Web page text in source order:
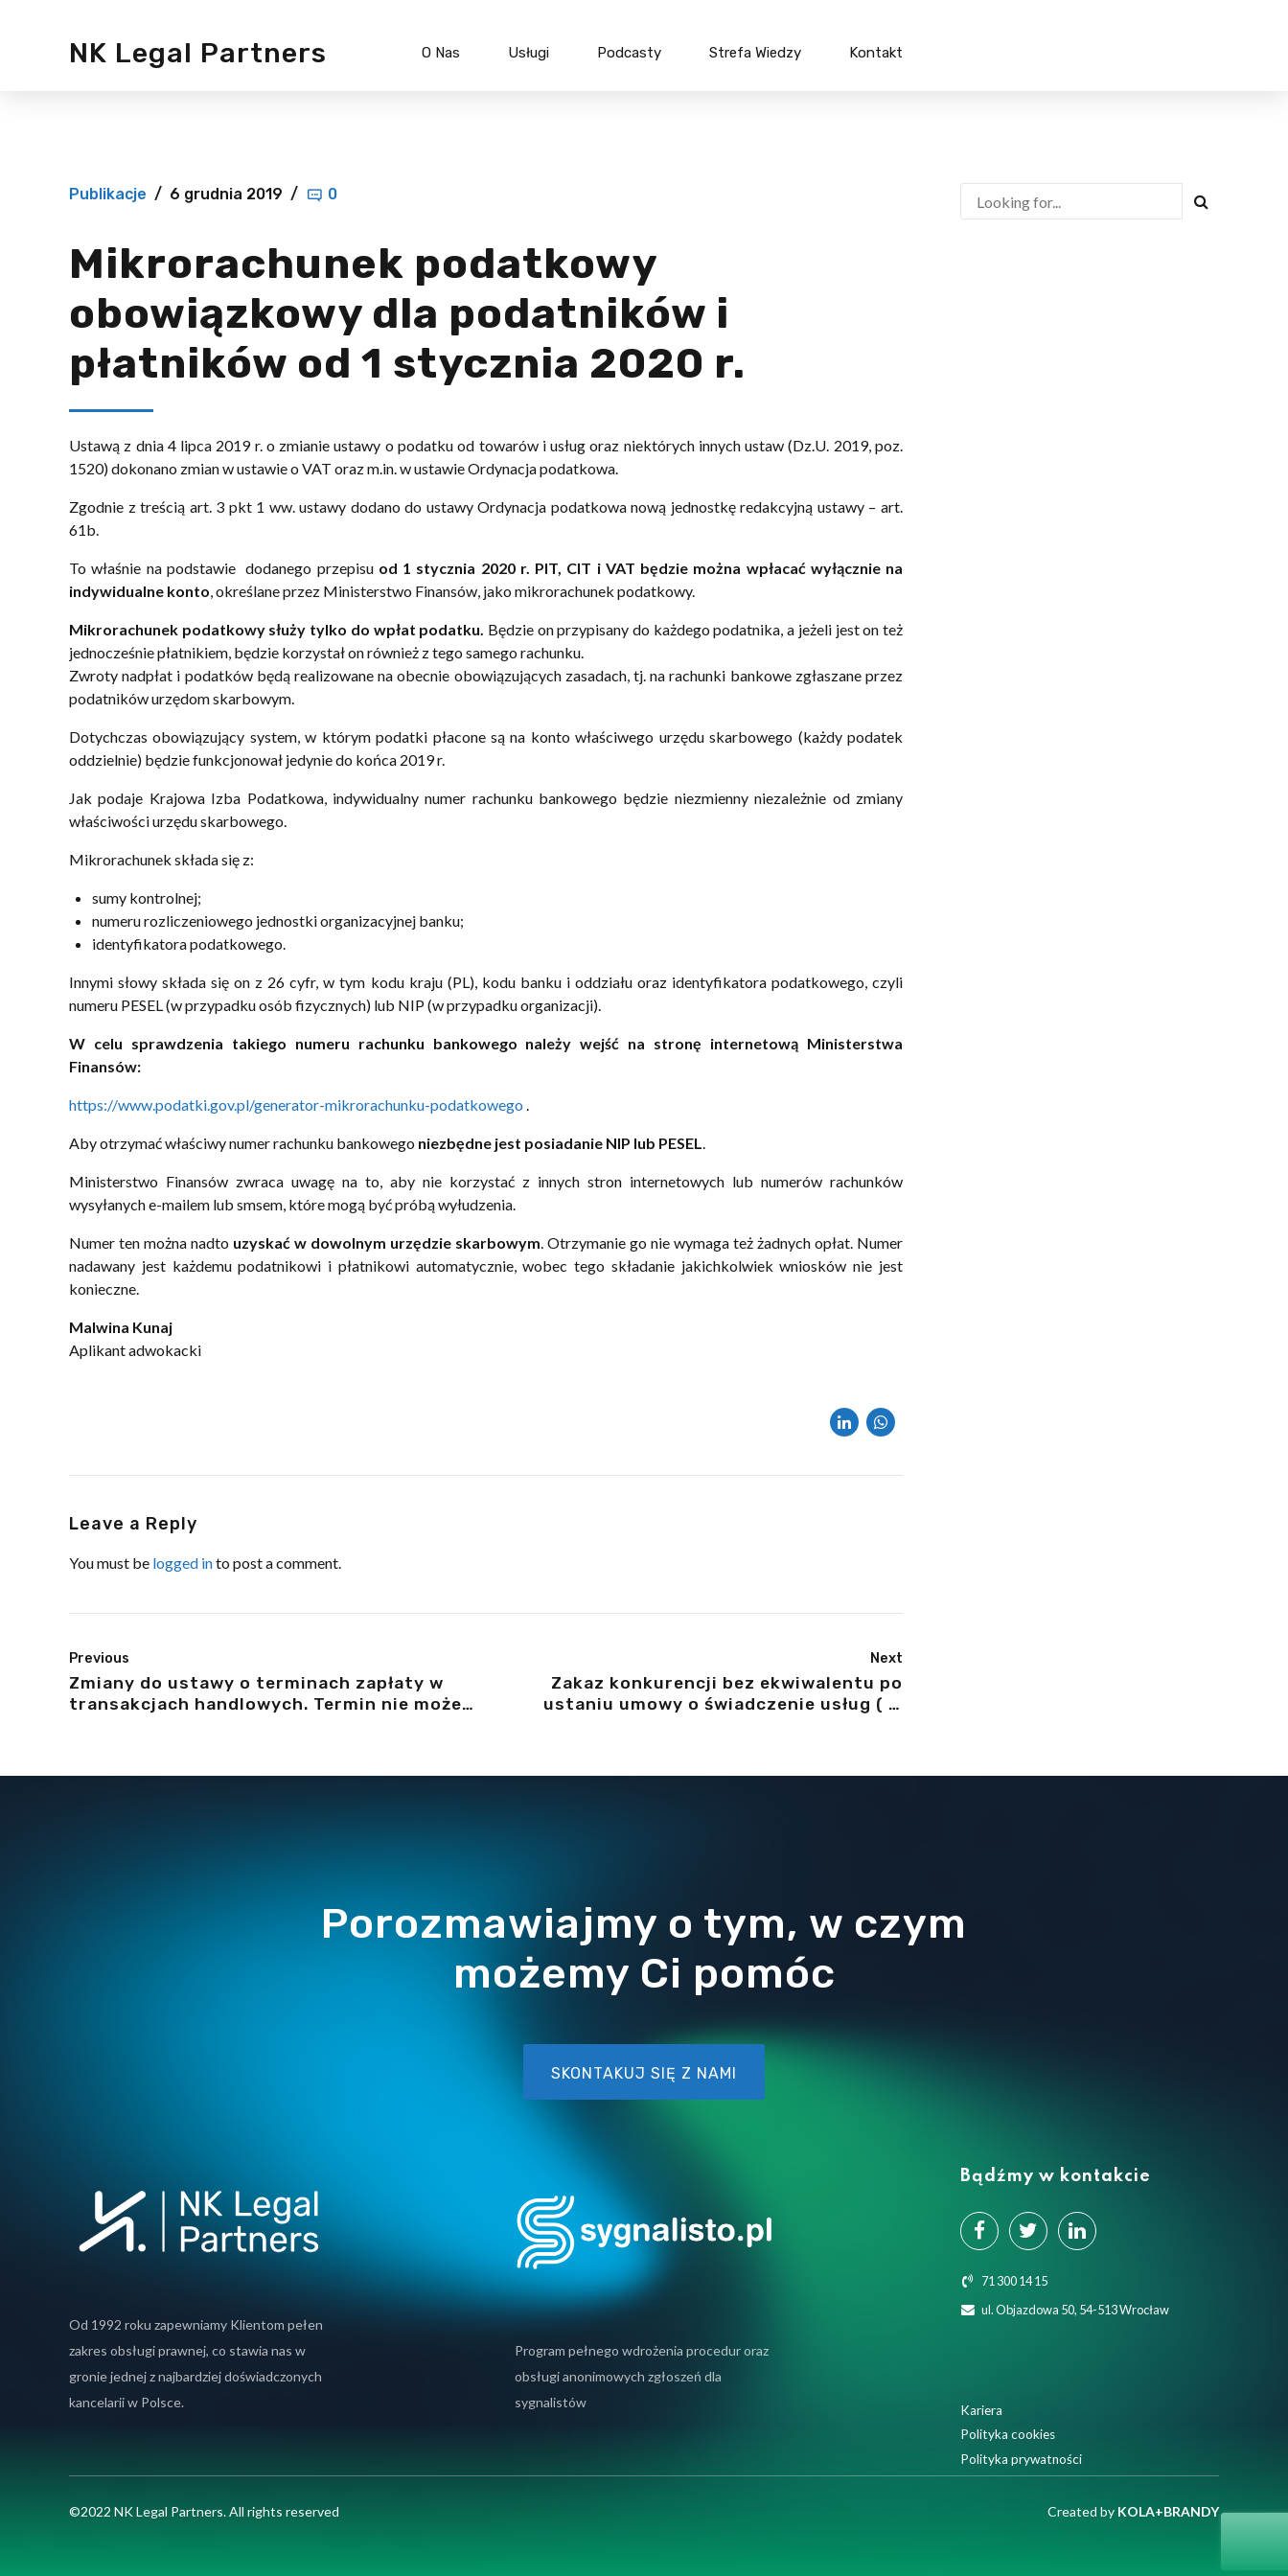
NK Legal Partners O Nas Usługi
Szkolenia podatkowe
Ochrona środowiska
Branża transportowa
Podcasty Strefa Wiedzy Kontakt
Publikacje 6 grudnia 2019 0
Mikrorachunek podatkowy
obowiązkowy dla podatników i
płatników od 1 stycznia 2020 r.
Ustawą z dnia 4 lipca 2019 r. o zmianie ustawy o podatku od towarów i usług oraz niektórych innych ustaw (Dz.U. 2019, poz.
1520) dokonano zmian w ustawie o VAT oraz m.in. w ustawie Ordynacja podatkowa.
Zgodnie z treścią art. 3 pkt 1 ww. ustawy dodano do ustawy Ordynacja podatkowa nową jednostkę redakcyjną ustawy – art.
61b.
To właśnie na podstawie dodanego przepisu od 1 stycznia 2020 r. PIT, CIT i VAT będzie można wpłacać wyłącznie na
indywidualne konto, określane przez Ministerstwo Finansów, jako mikrorachunek podatkowy.
Mikrorachunek podatkowy służy tylko do wpłat podatku. Będzie on przypisany do każdego podatnika, a jeżeli jest on też
jednocześnie płatnikiem, będzie korzystał on również z tego samego rachunku.
Zwroty nadpłat i podatków będą realizowane na obecnie obowiązujących zasadach, tj. na rachunki bankowe zgłaszane przez
podatników urzędom skarbowym.
Dotychczas obowiązujący system, w którym podatki płacone są na konto właściwego urzędu skarbowego (każdy podatek
oddzielnie) będzie funkcjonował jedynie do końca 2019 r.
Jak podaje Krajowa Izba Podatkowa, indywidualny numer rachunku bankowego będzie niezmienny niezależnie od zmiany
właściwości urzędu skarbowego.
Mikrorachunek składa się z:
sumy kontrolnej;
numeru rozliczeniowego jednostki organizacyjnej banku;
identyfikatora podatkowego.
Innymi słowy składa się on z 26 cyfr, w tym kodu kraju (PL), kodu banku i oddziału oraz identyfikatora podatkowego, czyli
numeru PESEL (w przypadku osób fizycznych) lub NIP (w przypadku organizacji).
W celu sprawdzenia takiego numeru rachunku bankowego należy wejść na stronę internetową Ministerstwa
Finansów:
https://www.podatki.gov.pl/generator-mikrorachunku-podatkowego .
Aby otrzymać właściwy numer rachunku bankowego niezbędne jest posiadanie NIP lub PESEL.
Ministerstwo Finansów zwraca uwagę na to, aby nie korzystać z innych stron internetowych lub numerów rachunków
wysyłanych e-mailem lub smsem, które mogą być próbą wyłudzenia.
Numer ten można nadto uzyskać w dowolnym urzędzie skarbowym. Otrzymanie go nie wymaga też żadnych opłat. Numer
nadawany jest każdemu podatnikowi i płatnikowi automatycznie, wobec tego składanie jakichkolwiek wniosków nie jest
konieczne.
Malwina Kunaj
Aplikant adwokacki
Leave a Reply
You must be logged into post a comment.
Previous
Zmiany do ustawy o terminach zapłaty w
transakcjach handlowych. Termin nie może
Next
Zakaz konkurencji bez ekwiwalentu po
ustaniu umowy o świadczenie usług ( w
Porozmawiajmy o tym, w czym
możemy Ci pomóc
SKONTAKUJ SIĘ Z NAMI
Od 1992 roku zapewniamy Klientom pełen
zakres obsługi prawnej, co stawia nas w
gronie jednej z najbardziej doświadczonych
kancelarii w Polsce.
Program pełnego wdrożenia procedur oraz
obsługi anonimowych zgłoszeń dla
sygnalistów
Bądźmy w kontakcie
71 300 14 15
ul. Objazdowa 50, 54-513 Wrocław
Kariera
Polityka cookies
Polityka prywatności
©2022 NK Legal Partners. All rights reserved Created by KOLA+BRANDY